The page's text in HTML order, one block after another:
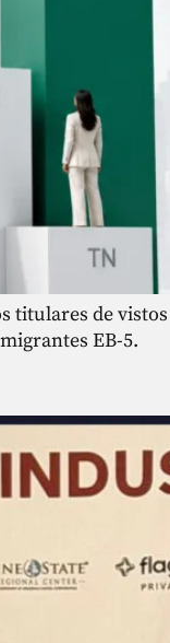
titulares de vistos
EB-5.